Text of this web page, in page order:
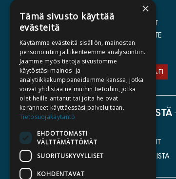
YHTEYSTIEDOT
YLEISET TOIMITUSEHDOT
SAAVUTETTAVUUSSELOSTE
TIETOSUOJASELOSTE
ASIAKASPALVELU@STORIA.FI
TIETOA MEISTÄ
KATALOGIT
AJANKOHTAISTA
×
Tämä sivusto käyttää
evästeitä
Käytämme evästeitä sisällön, mainosten
personointiin ja liikenteemme analysointiin.
Jaamme myös tietoja sivustomme
käytöstäsi mainos- ja
analytiikkakumppaneidemme kanssa, jotka
voivat yhdistää ne muihin tietoihin, jotka
olet heille antanut tai joita he ovat
keränneet käyttäessäsi palveluitaan.
Tietosuojakäytäntö
EHDOTTOMASTI
VÄLTTÄMÄTTÖMÄT
SUORITUSKYVYLLISET
KOHDENTAVAT